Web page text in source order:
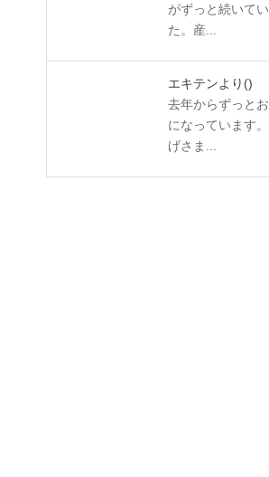
がずっと続いて
た。産...
エキテンより ()
去年からずっと
になっています
げさま...